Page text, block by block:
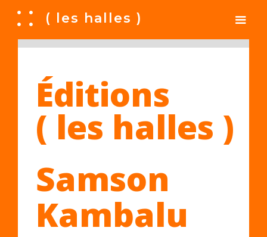
A ( les halles )
Éditions
( les halles )
Samson
Kambalu